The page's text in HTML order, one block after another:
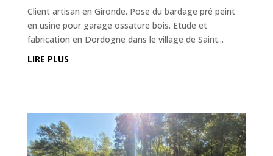
Client artisan en Gironde. Pose du bardage pré peint
en usine pour garage ossature bois. Etude et
fabrication en Dordogne dans le village de Saint...
LIRE PLUS